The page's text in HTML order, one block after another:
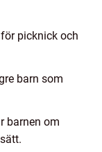
picknick och
barn som
barnen om